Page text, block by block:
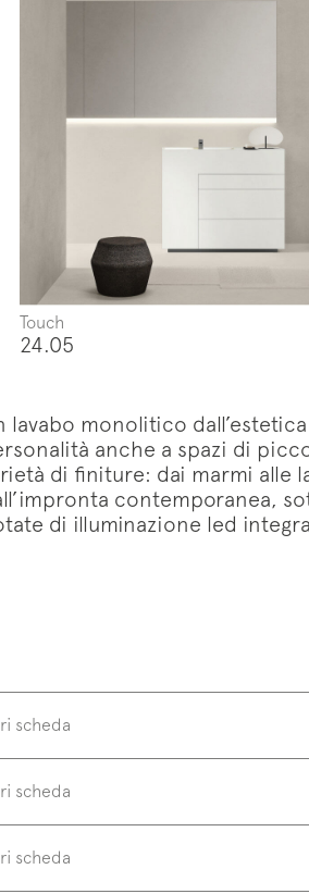
Touch
24.05
lavabo monolitico
anche a spazi di
di finiture: dai marmi alle
contemporanea,
di illuminazione led
scheda
scheda
5/8” P 15 3/4”- 18 7/8”
scheda